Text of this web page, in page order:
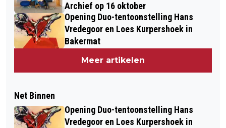
Archief op 16 oktober
Opening Duo-tentoonstelling Hans
Vredegoor en Loes Kurpershoek in
Bakermat
Meer artikelen
Net Binnen
Opening Duo-tentoonstelling Hans
Vredegoor en Loes Kurpershoek in